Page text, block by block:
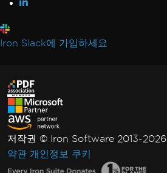
Iron Slack에 가입하세요
저작권 © Iron Software 2013-2026
약관 개인정보 쿠키